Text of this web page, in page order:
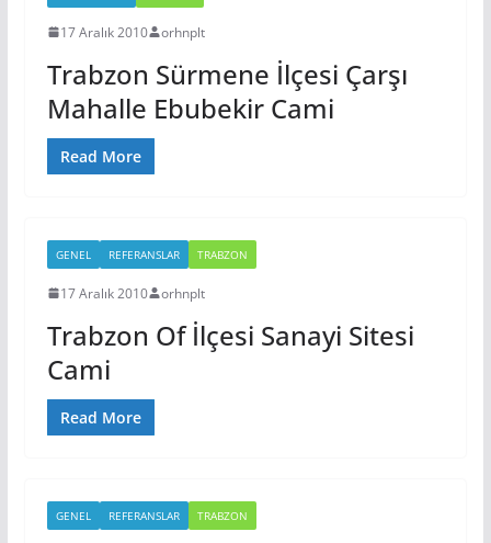
17 Aralık 2010 orhnplt
Trabzon Sürmene İlçesi Çarşı
Mahalle Ebubekir Cami
Read More
GENEL REFERANSLAR TRABZON
17 Aralık 2010 orhnplt
Trabzon Of İlçesi Sanayi Sitesi
Cami
Read More
GENEL REFERANSLAR TRABZON